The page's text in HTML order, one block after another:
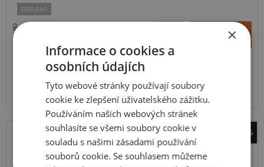
ZESÍLENÁ
2 490 Kč
1 390 Kč Koupit
SKLADEM Expedujeme příští prac. den
Na prodejně v Opavě do 2 dnů.
Centrální sklad 20 ks.
-47%
Kumho
EcoWing ES 31
×
Informace o cookies a
osobních údajích
Tyto webové stránky používají soubory
cookie ke zlepšení uživatelského zážitku.
Používáním našich webových stránek
souhlasíte se všemi soubory cookie v
souladu s našimi zásadami používání
souborů cookie. Se souhlasem můžeme